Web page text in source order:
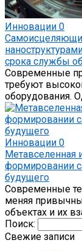
Инновации 0
срока службы
Современные
требуют
оборудования.
Инновации 0
Метавселенная
формировании
будущего
Современные
меняя
объектах и их
Поиск:
Свежие записи